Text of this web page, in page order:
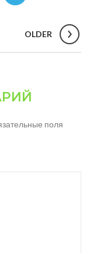
OLDER
поля